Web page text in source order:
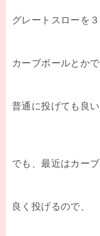
グレートスローを
カーブボールとかで
普通に投げても良い
でも、最近はカー
良く投げるので、